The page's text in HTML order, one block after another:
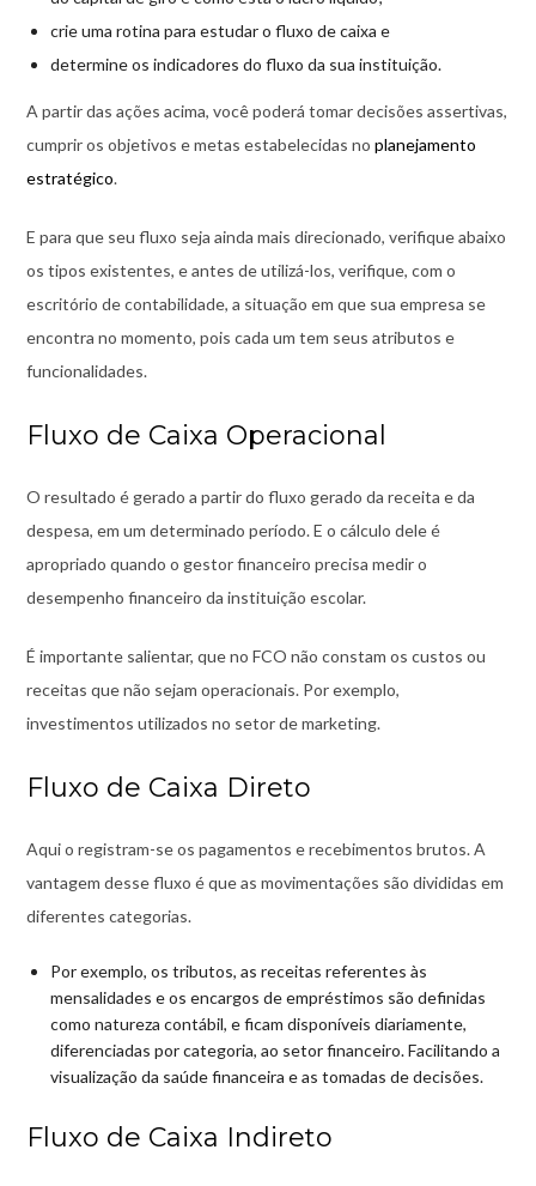
crie uma rotina para estudar o fluxo de caixa e
determine os indicadores do fluxo da sua instituição.
A partir das ações acima, você poderá tomar decisões assertivas,
cumprir os objetivos e metas estabelecidas no planejamento
estratégico.
E para que seu fluxo seja ainda mais direcionado, verifique abaixo
os tipos existentes, e antes de utilizá-los, verifique, com o
escritório de contabilidade, a situação em que sua empresa se
encontra no momento, pois cada um tem seus atributos e
funcionalidades.
Fluxo de Caixa Operacional
O resultado é gerado a partir do fluxo gerado da receita e da
despesa, em um determinado período. E o cálculo dele é
apropriado quando o gestor financeiro precisa medir o
desempenho financeiro da instituição escolar.
É importante salientar, que no FCO não constam os custos ou
receitas que não sejam operacionais. Por exemplo,
investimentos utilizados no setor de marketing.
Fluxo de Caixa Direto
Aqui o registram-se os pagamentos e recebimentos brutos. A
vantagem desse fluxo é que as movimentações são divididas em
diferentes categorias.
Por exemplo, os tributos, as receitas referentes às
mensalidades e os encargos de empréstimos são definidas
como natureza contábil, e ficam disponíveis diariamente,
diferenciadas por categoria, ao setor financeiro. Facilitando a
visualização da saúde financeira e as tomadas de decisões.
Fluxo de Caixa Indireto